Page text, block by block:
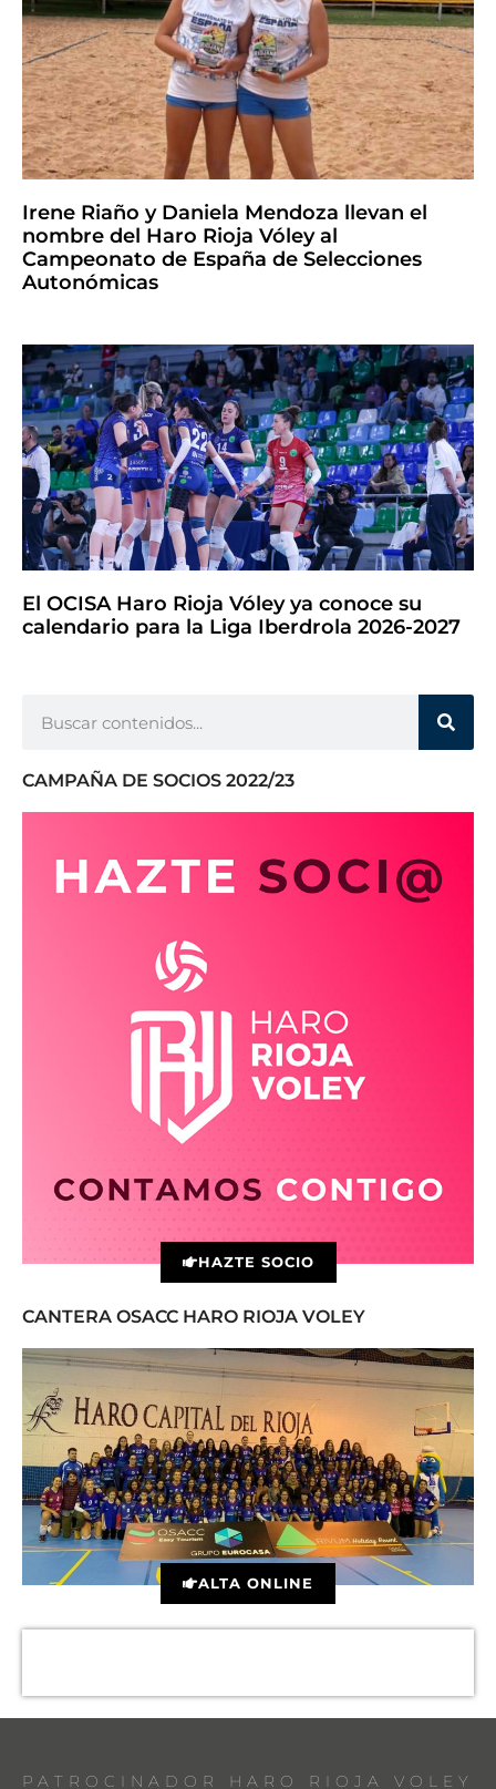
Irene Riaño y Daniela Mendoza llevan el
nombre del Haro Rioja Vóley al
Campeonato de España de Selecciones
Autonómicas
El OCISA Haro Rioja Vóley ya conoce su
calendario para la Liga Iberdrola 2026-2027
CAMPAÑA DE SOCIOS 2022/23
HAZTE SOCIO
CANTERA OSACC HARO RIOJA VOLEY
ALTA ONLINE
PATROCINADOR HARO RIOJA VOLEY